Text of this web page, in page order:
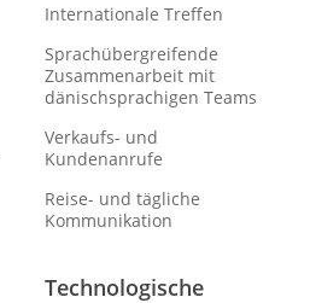
Internationale Treffen
Sprachübergreifende
Zusammenarbeit mit
dänischsprachigen Teams
Verkaufs- und
Kundenanrufe
Reise- und tägliche
Kommunikation
Technologische